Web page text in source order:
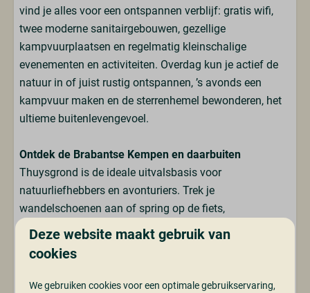
vind je alles voor een ontspannen verblijf: gratis wifi,
twee moderne sanitairgebouwen, gezellige
kampvuurplaatsen en regelmatig kleinschalige
evenementen en activiteiten. Overdag kun je actief de
natuur in of juist rustig ontspannen, ’s avonds een
kampvuur maken en de sterrenhemel bewonderen, het
ultieme buitenlevengevoel.
Ontdek de Brabantse Kempen en daarbuiten
Thuysgrond is de ideale uitvalsbasis voor
natuurliefhebbers en avonturiers. Trek je
wandelschoenen aan of spring op de fiets,
mountainbike of ruiterroute en verken de omliggende
Cartierheide
Sahara. Bezoek sfeervolle dorpjes zoals
historischePostelse Abdijof de sereneAchelse Kluis
Deze website maakt gebruik van
cookies
We gebruiken cookies voor een optimale gebruikservaring,